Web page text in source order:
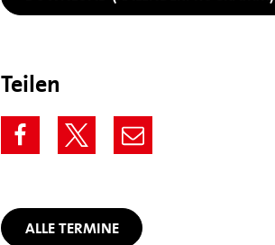
Teilen
ALLE TERMINE